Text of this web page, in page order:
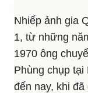
Nhiếp ảnh gia
1, từ những
1970 ông
Phùng chụp tại
đến nay, khi